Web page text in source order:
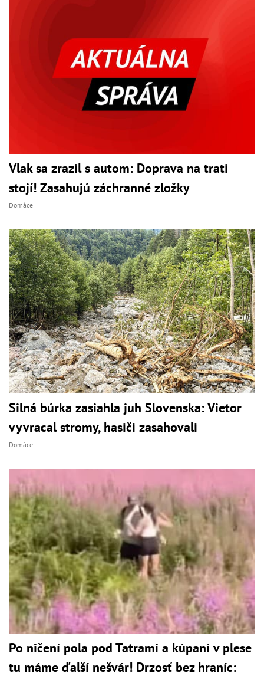
Vlak sa zrazil s autom: Doprava na trati
stojí! Zasahujú záchranné zložky
Domáce
Silná búrka zasiahla juh Slovenska: Vietor
vyvracal stromy, hasiči zasahovali
Domáce
Po ničení pola pod Tatrami a kúpaní v plese
tu máme ďalší nešvár! Drzosť bez hraníc: